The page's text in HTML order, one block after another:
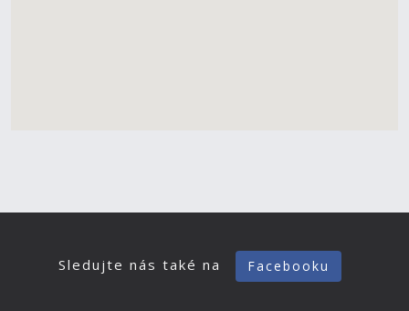
Sledujte nás také na Facebooku